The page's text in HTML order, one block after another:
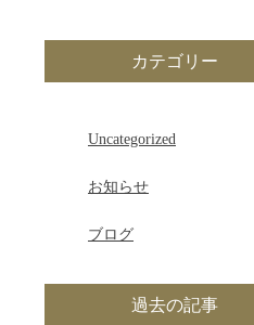
カテゴリー
Uncategorized
お知らせ
ブログ
過去の記事